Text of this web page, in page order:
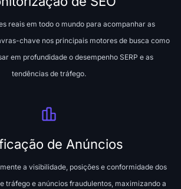
reais em todo o mundo para acompanhar as
chave nos principais motores de busca como
em profundidade o desempenho SERP e as
tendências de tráfego.
de Anúncios
a visibilidade, posições e conformidade dos
tráfego e anúncios fraudulentos, maximizando a